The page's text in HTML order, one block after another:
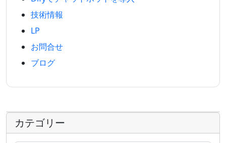
技術情報
LP
お問合せ
ブログ
カテゴリー